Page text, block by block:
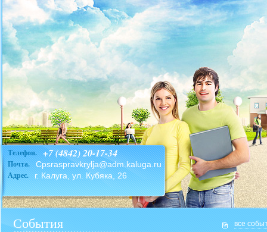
Телефон. +7 (4842) 20-17-34
Почта. Cpsraspravkrylja@adm.kaluga.ru
Адрес. г. Калуга, ул. Кубяка, 26
все
События